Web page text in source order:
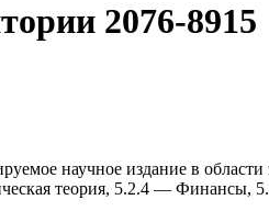
2076-8915
научное издание в
теория, 5.2.4 — Финансы,